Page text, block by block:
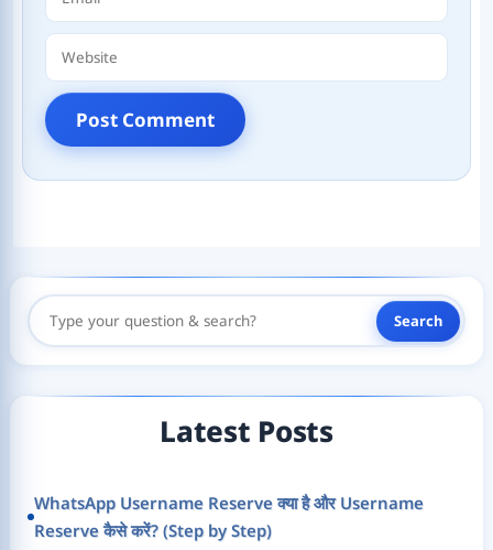
Website
Search
Search
Latest Posts
WhatsApp Username Reserve क्या है और Username
Reserve कैसे करें? (Step by Step)